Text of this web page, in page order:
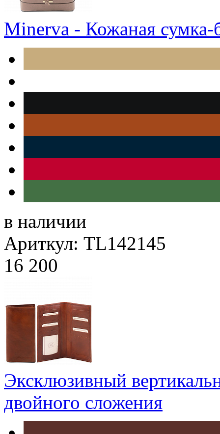
Minerva - Кожаная сумка-
в наличии
Ариткул: TL142145
16 200
Эксклюзивный
двойного сложения